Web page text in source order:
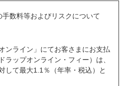
数料等およびリスクについて
ンライン」にてお客さまにお支払
ラップオンライン・フィー）は、
して最大1.1％（年率・税込）と